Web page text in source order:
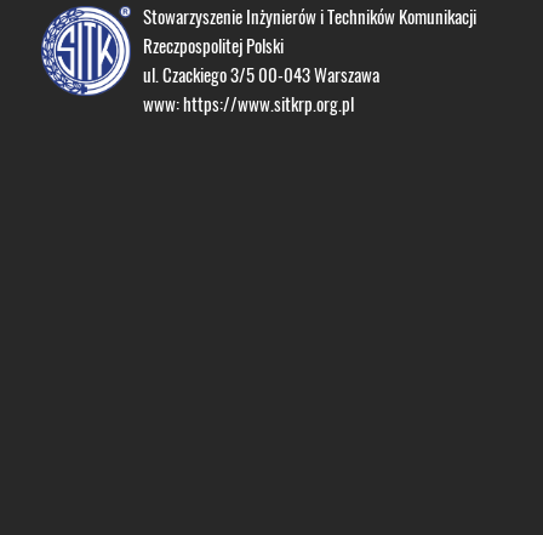
Stowarzyszenie Inżynierów i Techników Komunikacji
Rzeczpospolitej Polski
ul. Czackiego 3/5 00-043 Warszawa
www:https://www.sitkrp.org.pl